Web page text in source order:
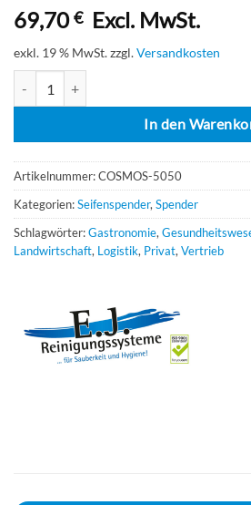
69,70€ Excl. MwSt.
exkl. 19 % MwSt.zzgl.Versandkosten
In den
Artikelnummer:COSMOS-5050
Kategorien:Seifenspender, Spender
Schlagwörter:Gastronomie,
Landwirtschaft, Logistik, Privat, Vertrieb